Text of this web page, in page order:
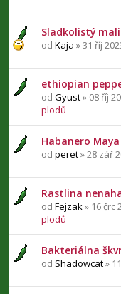
Sladkolistý
od Kaja » 31 říj
ethiopian
od Gyust» 08 říj
plodů
Habanero
od peret» 28 zář
Rastlina
od Fejzak » 16 črc
plodů
Bakteriálna
od Shadowcat»